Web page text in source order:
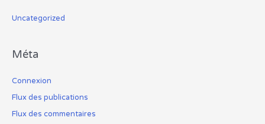
Uncategorized
Méta
Connexion
Flux des publications
Flux des commentaires